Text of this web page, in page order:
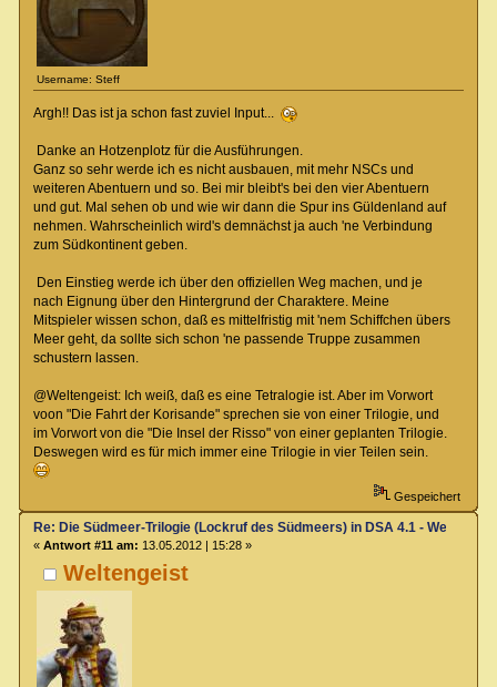
Username: Steff
Argh!! Das ist ja schon fast zuviel Input...
Danke an Hotzenplotz für die Ausführungen.
Ganz so sehr werde ich es nicht ausbauen, mit mehr NSCs und
weiteren Abentuern und so. Bei mir bleibt's bei den vier Abentuern
und gut. Mal sehen ob und wie wir dann die Spur ins Güldenland auf
nehmen. Wahrscheinlich wird's demnächst ja auch 'ne Verbindung
zum Südkontinent geben.
Den Einstieg werde ich über den offiziellen Weg machen, und je
nach Eignung über den Hintergrund der Charaktere. Meine
Mitspieler wissen schon, daß es mittelfristig mit 'nem Schiffchen übers
Meer geht, da sollte sich schon 'ne passende Truppe zusammen
schustern lassen.
@Weltengeist: Ich weiß, daß es eine Tetralogie ist. Aber im Vorwort
voon "Die Fahrt der Korisande" sprechen sie von einer Trilogie, und
im Vorwort von die "Die Insel der Risso" von einer geplanten Trilogie.
Deswegen wird es für mich immer eine Trilogie in vier Teilen sein.
Gespeichert
Weltengeist
Re: Die Südmeer-Trilogie (Lockruf des Südmeers) in DSA 4.1 - Wer hat
« Antwort #11 am: 13.05.2012 | 15:28 »